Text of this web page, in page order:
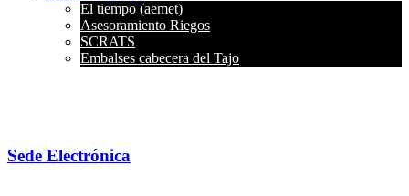
El tiempo (aemet)
Asesoramiento Riegos
SCRATS
Embalses cabecera del Tajo
Sede Electrónica